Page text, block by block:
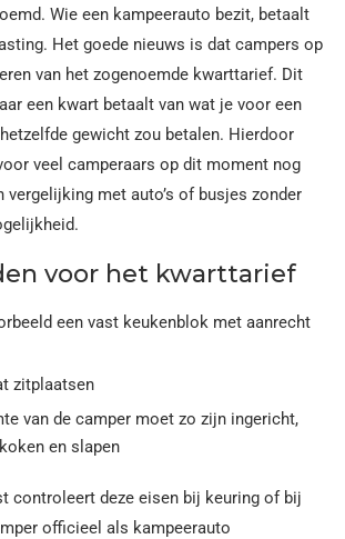
Wie een kampeerauto bezit, betaalt
Het goede nieuws is dat campers op
van het zogenoemde kwarttarief. Dit
een kwart betaalt van wat je voor een
gewicht zou betalen. Hierdoor
veel camperaars op dit moment nog
vergelijking met auto’s of busjes zonder
voor het kwarttarief
een vast keukenblok met aanrecht
zitplaatsen
van de camper moet zo zijn ingericht,
en slapen
controleert deze eisen bij keuring of bij
officieel als kampeerauto